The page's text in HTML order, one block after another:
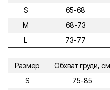
S
65-68
M
68-73
L
73-77
Размер
Обхват груди, см
S
75-85